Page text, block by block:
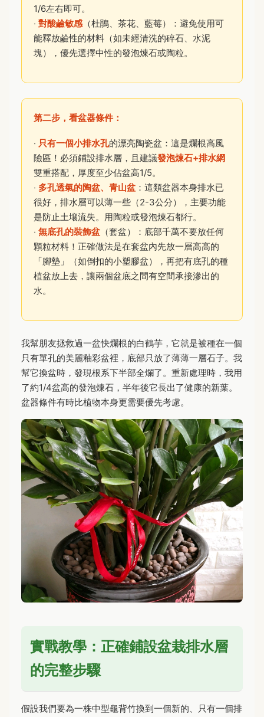
1/6左右即可。
‧ 對酸鹼敏感 （杜鵑、茶花、藍莓）：避免使用可
能釋放鹼性的材料（如未經清洗的碎石、水泥
塊），優先選擇中性的發泡煉石或陶粒。
第二步，看盆器條件：
‧ 只有一個小排水孔的漂亮陶瓷盆：這是爛根高風
險區！必須鋪設排水層，且建議發泡煉石+排水網
雙重搭配，厚度至少佔盆高1/5。
‧ 多孔透氣的陶盆、青山盆 ：這類盆器本身排水已
很好，排水層可以薄一些（2-3公分），主要功能
是防止土壤流失。用陶粒或發泡煉石都行。
‧ 無底孔的裝飾盆 （套盆）：底部千萬不要放任何
顆粒材料！正確做法是在套盆內先放一層高高的
「腳墊」（如倒扣的小塑膠盆），再把有底孔的種
植盆放上去，讓兩個盆底之間有空間承接滲出的
水。
我幫朋友拯救過一盆快爛根的白鶴芋，它就是被種在一個
只有單孔的美麗釉彩盆裡，底部只放了薄薄一層石子。我
幫它換盆時，發現根系下半部全爛了。重新處理時，我用
了約1/4盆高的發泡煉石，半年後它長出了健康的新葉。
盆器條件有時比植物本身更需要優先考慮。
實戰教學：正確鋪設盆栽排水層
的完整步驟
假設我們要為一株中型龜背竹換到一個新的、只有一個排